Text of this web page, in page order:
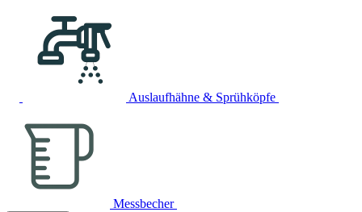
Auslaufhähne & Sprühköpfe
Messbecher